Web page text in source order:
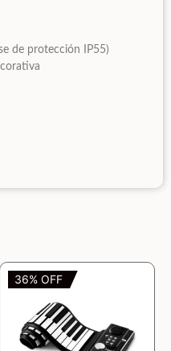
de protección IP55)
36% OFF